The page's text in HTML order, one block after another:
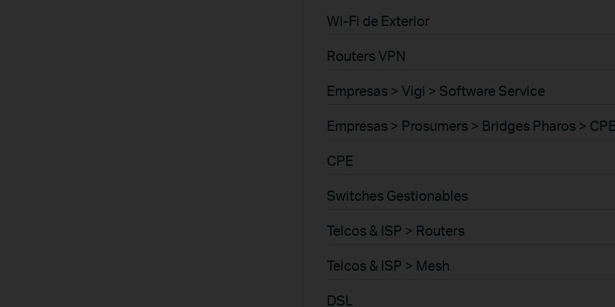
Wi-Fi de Exterior
Routers VPN
Empresas > Vigi > Software Service
Empresas > Prosumers > Bridges Pharos >
CPE
Switches Gestionables
Telcos & ISP > Routers
Telcos & ISP > Mesh
DSL